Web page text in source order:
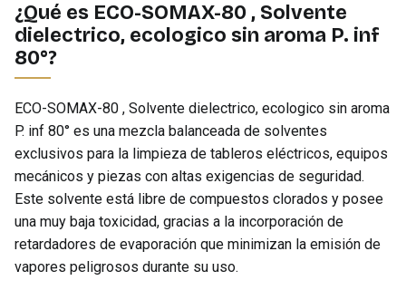
¿Qué es ECO-SOMAX-80 , Solvente
dielectrico, ecologico sin aroma P. inf
80°?
ECO-SOMAX-80 , Solvente dielectrico, ecologico sin aroma
P. inf 80° es una mezcla balanceada de solventes
exclusivos para la limpieza de tableros eléctricos, equipos
mecánicos y piezas con altas exigencias de seguridad.
Este solvente está libre de compuestos clorados y posee
una muy baja toxicidad, gracias a la incorporación de
retardadores de evaporación que minimizan la emisión de
vapores peligrosos durante su uso.